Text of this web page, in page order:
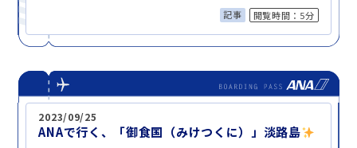
記事 閲覧時間：5分
2023/09/25
ANAで行く、「御食国（みけつくに）」淡路島